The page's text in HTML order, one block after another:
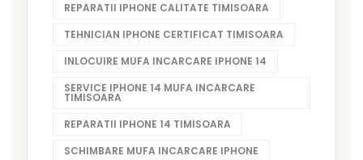
REPARATII IPHONE CALITATE TIMISOARA
TEHNICIAN IPHONE CERTIFICAT TIMISOARA
INLOCUIRE MUFA INCARCARE IPHONE 14
SERVICE IPHONE 14 MUFA INCARCARE
TIMISOARA
REPARATII IPHONE 14 TIMISOARA
SCHIMBARE MUFA INCARCARE IPHONE